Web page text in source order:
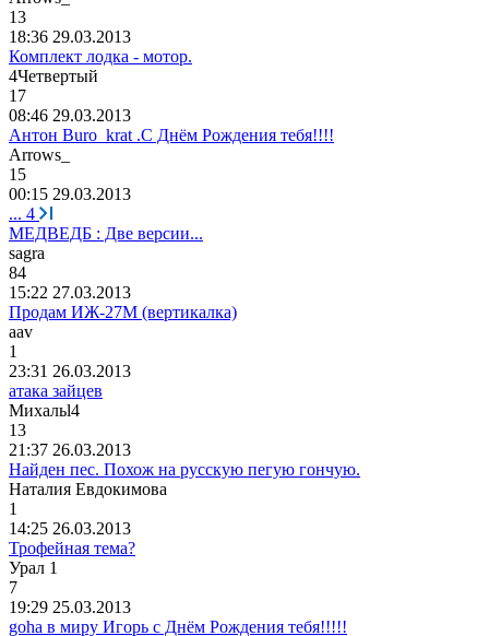
13
18:36 29.03.2013
Комплект лодка - мотор.
4Четвертый
17
08:46 29.03.2013
Антон Buro_krat .С Днём Рождения тебя!!!!
Arrows_
15
00:15 29.03.2013
... 4
МЕДВЕДБ : Две версии...
sagra
84
15:22 27.03.2013
Продам ИЖ-27М (вертикалка)
aav
1
23:31 26.03.2013
атака зайцев
Михальl4
13
21:37 26.03.2013
Найден пес. Похож на русскую пегую гончую.
Наталия Евдокимова
1
14:25 26.03.2013
Трофейная тема?
Урал 1
7
19:29 25.03.2013
goha в миру Игорь с Днём Рождения тебя!!!!!